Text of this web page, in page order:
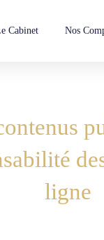
Cabinet Nos
ligne